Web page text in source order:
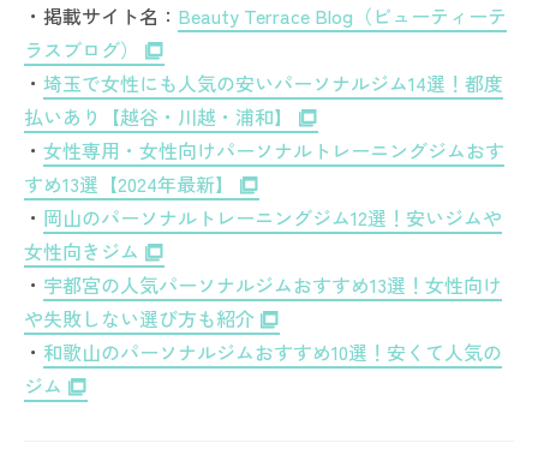
・掲載サイト名： Beauty Terrace Blog（ビューティーテ
ラスブログ）
・ 埼玉で女性にも人気の安いパーソナルジム14選！都度
払いあり【越谷・川越・浦和】
・ 女性専用・女性向けパーソナルトレーニングジムおす
すめ13選【2024年最新】
・ 岡山のパーソナルトレーニングジム12選！安いジムや
女性向きジム
・ 宇都宮の人気パーソナルジムおすすめ13選！女性向け
や失敗しない選び方も紹介
・ 和歌山のパーソナルジムおすすめ10選！安くて人気の
ジム